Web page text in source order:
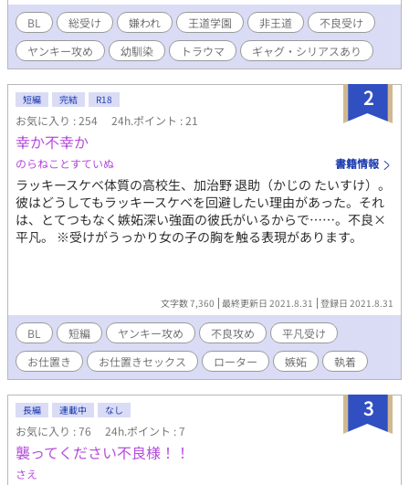
BL 総受け 嫌われ 王道学園 非王道
不良受け
ヤンキー攻め
幼馴染 トラウマ ギャグ・シリアスあり
2
短編 完結 R18
お気に入り : 254 24h.ポイント : 21
幸か不幸か
のらねことすていぬ 書籍情報
ラッキースケベ体質の高校生、加治野 退助（かじの たいすけ）。
彼はどうしてもラッキースケベを回避したい理由があった。それ
は、とてつもなく嫉妬深い強面の彼氏がいるからで……。不良×
平凡。 ※受けがうっかり女の子の胸を触る表現があります。
文字数 7,360 最終更新日 2021.8.31 登録日 2021.8.31
BL 短編 ヤンキー攻め 不良攻め
平凡受け
お仕置き
お仕置きセックス ローター 嫉妬 執着
3
長編 連載中 なし
お気に入り : 76 24h.ポイント : 7
襲ってください不良様！！
さえ